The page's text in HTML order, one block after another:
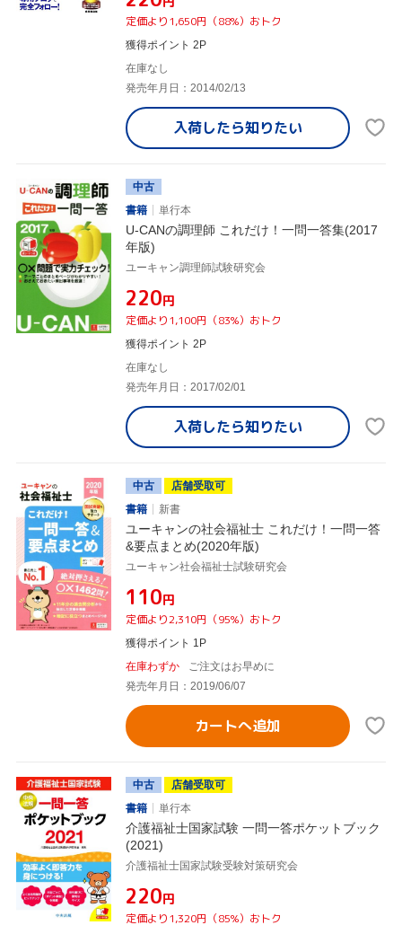
定価より1,650円（88%）おトク
獲得ポイント 2P
在庫なし
発売年月日：2014/02/13
入荷したら知りたい
中古
書籍
単行本
U-CANの調理師 これだけ！一問一答集(2017
年版)
ユーキャン調理師試験研究会
¥220円
定価より1,100円（83%）おトク
獲得ポイント 2P
在庫なし
発売年月日：2017/02/01
入荷したら知りたい
中古
店舗受取可
書籍
新書
ユーキャンの社会福祉士 これだけ！一問一答
&要点まとめ(2020年版)
ユーキャン社会福祉士試験研究会
¥110円
定価より2,310円（95%）おトク
獲得ポイント 1P
在庫わずか
ご注文はお早めに
発売年月日：2019/06/07
カートへ追加
中古
店舗受取可
書籍
単行本
介護福祉士国家試験 一問一答ポケットブック
(2021)
介護福祉士国家試験受験対策研究会
¥220円
定価より1,320円（85%）おトク